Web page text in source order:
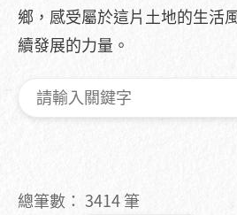
鄉，感受屬於這片土地的生活
續發展的力量。
總筆數： 3414筆